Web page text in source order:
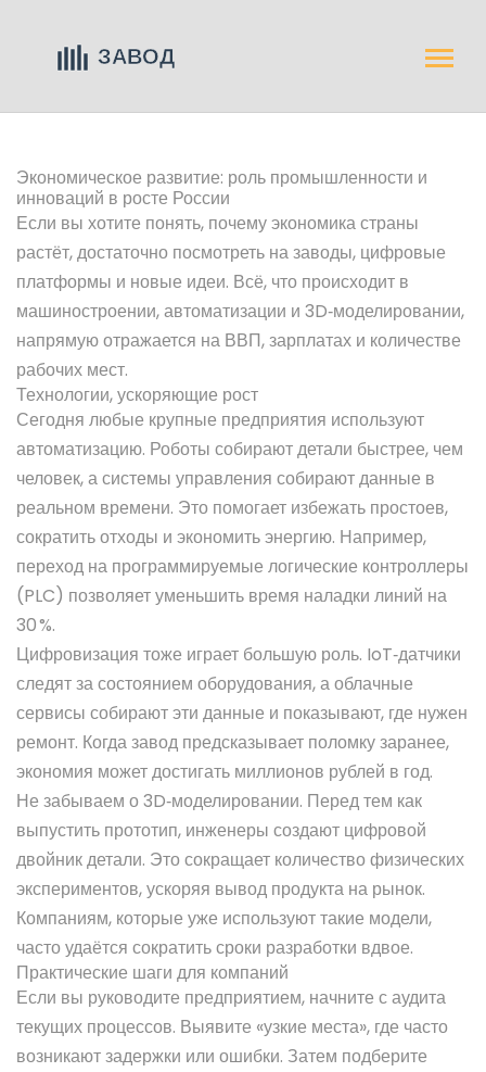
Экономическое развитие: роль промышленности и
инноваций в росте России
Если вы хотите понять, почему экономика страны
растёт, достаточно посмотреть на заводы, цифровые
платформы и новые идеи. Всё, что происходит в
машиностроении, автоматизации и 3D‑моделировании,
напрямую отражается на ВВП, зарплатах и количестве
рабочих мест.
Технологии, ускоряющие рост
Сегодня любые крупные предприятия используют
автоматизацию. Роботы собирают детали быстрее, чем
человек, а системы управления собирают данные в
реальном времени. Это помогает избежать простоев,
сократить отходы и экономить энергию. Например,
переход на программируемые логические контроллеры
(PLC) позволяет уменьшить время наладки линий на
30 %.
Цифровизация тоже играет большую роль. IoT‑датчики
следят за состоянием оборудования, а облачные
сервисы собирают эти данные и показывают, где нужен
ремонт. Когда завод предсказывает поломку заранее,
экономия может достигать миллионов рублей в год.
Не забываем о 3D‑моделировании. Перед тем как
выпустить прототип, инженеры создают цифровой
двойник детали. Это сокращает количество физических
экспериментов, ускоряя вывод продукта на рынок.
Компаниям, которые уже используют такие модели,
часто удаётся сократить сроки разработки вдвое.
Практические шаги для компаний
Если вы руководите предприятием, начните с аудита
текущих процессов. Выявите «узкие места», где часто
возникают задержки или ошибки. Затем подберите